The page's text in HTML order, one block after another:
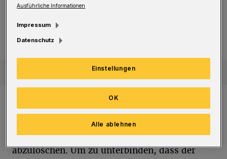
Historischer VW Käfer brennt auf A46-Rastplatz aus
Sternenberg
Historischer VW Käfer brennt auf
Löschmaßnahmen. Ihr gelang es, die Flammen
zunächst einzudämmen und dann
abzulöschen. Um zu unterbinden, dass der
Ausführliche Informationen
Impressum
Datenschutz
Einstellungen
Alle ablehnen
OK